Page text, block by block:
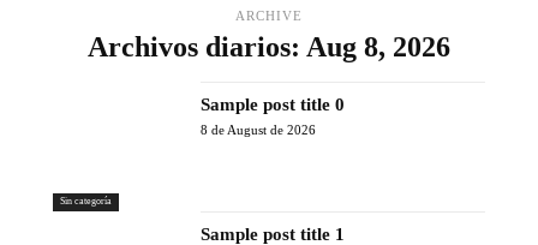
ARCHIVE
Archivos diarios: Aug 8, 2026
Sin categoría
Sample post title 0
8 de August de 2026
Sample post title 1